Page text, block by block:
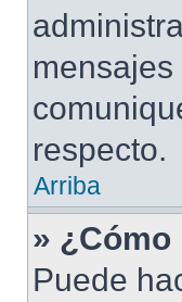
respecto.
Arriba
»
Puede